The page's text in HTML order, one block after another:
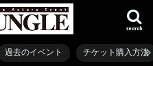
search
過去のイベント チケット購入方法